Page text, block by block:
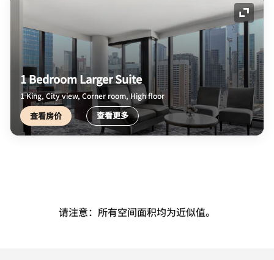
展开
1 Bedroom Larger Suite
1 King, City view, Corner room, High floor
查看房价 查看更多
请注意：所有空间面积均为近似值。